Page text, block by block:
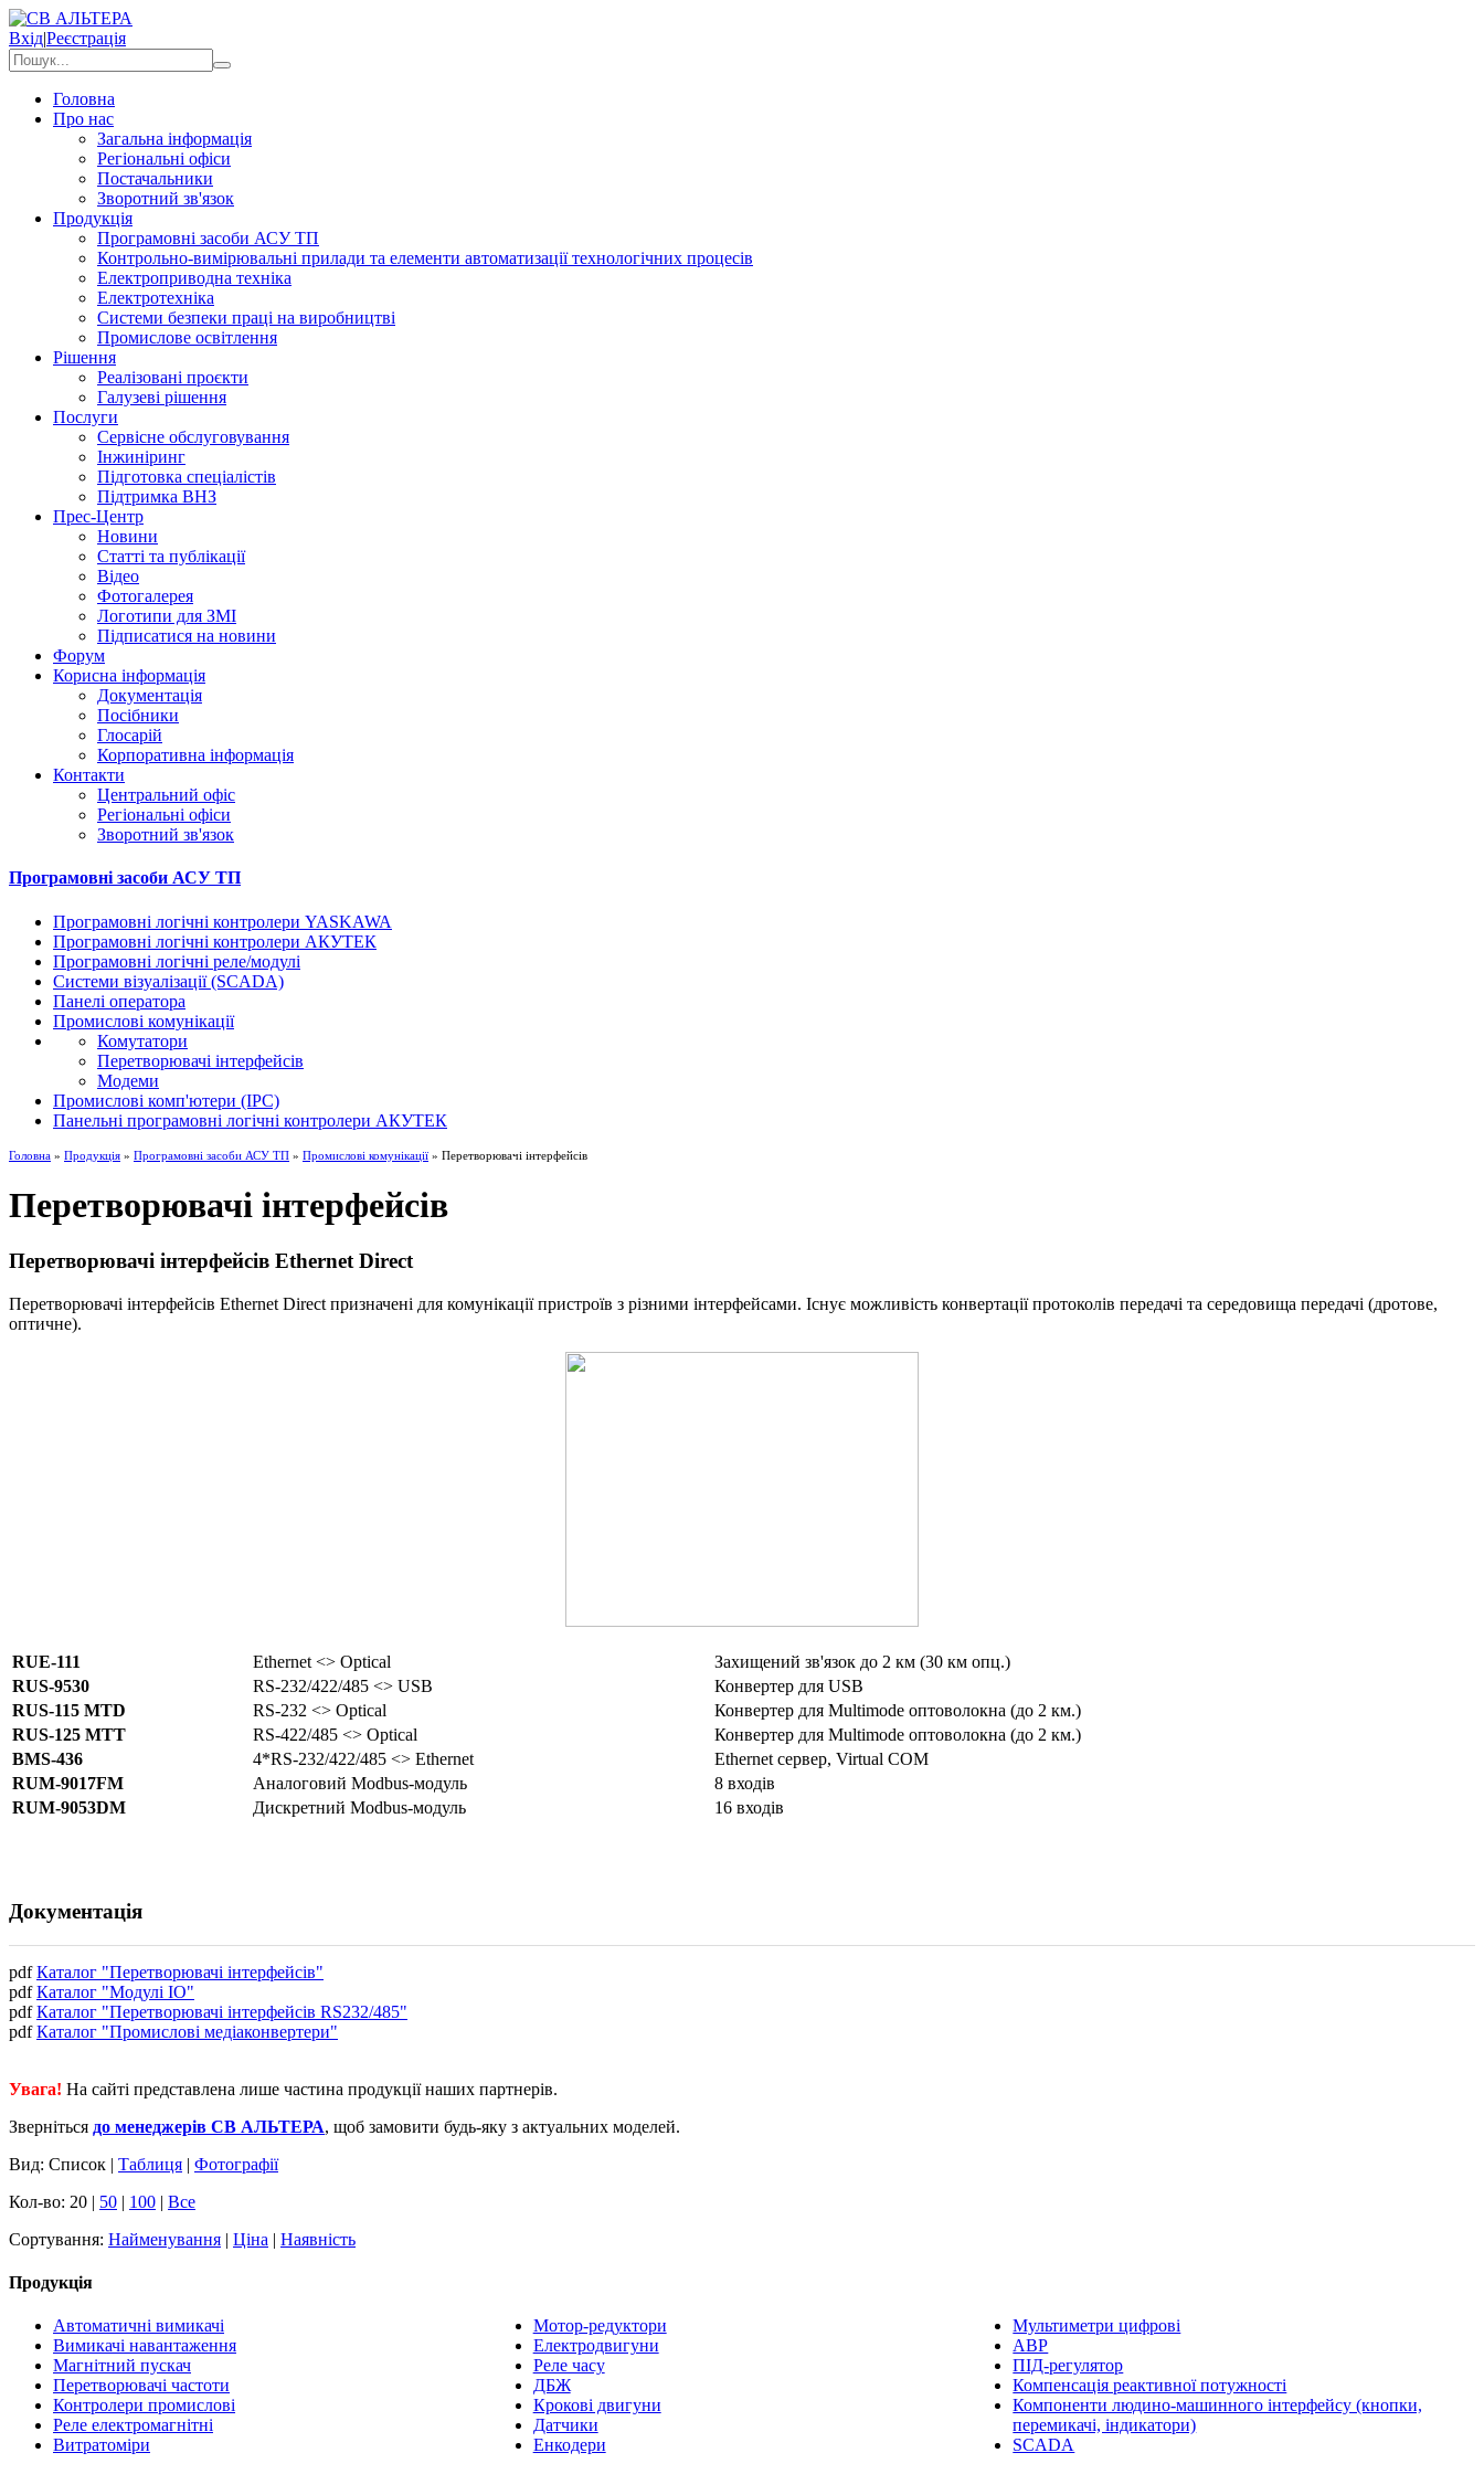
Вхід|Реєстрація
Головна
Про нас
Загальна інформація
Регіональні офіси
Постачальники
Зворотний зв'язок
Продукція
Програмовні засоби АСУ ТП
Контрольно-вимірювальні прилади та елементи автоматизації технологічних процесів
Електроприводна техніка
Електротехніка
Системи безпеки праці на виробництві
Промислове освітлення
Рішення
Реалізовані проєкти
Галузеві рішення
Послуги
Сервісне обслуговування
Інжиніринг
Підготовка спеціалістів
Підтримка ВНЗ
Прес-Центр
Новини
Статті та публікації
Відео
Фотогалерея
Логотипи для ЗМІ
Підписатися на новини
Форум
Корисна інформація
Документація
Посібники
Глосарій
Корпоративна інформація
Контакти
Центральний офіс
Регіональні офіси
Зворотний зв'язок
Програмовні засоби АСУ ТП
Програмовні логічні контролери YASKAWA
Програмовні логічні контролери АКУТЕК
Програмовні логічні реле/модулі
Системи візуалізації (SCADA)
Панелі оператора
Промислові комунікації
Комутатори
Перетворювачі інтерфейсів
Модеми
Промислові комп'ютери (IPC)
Панельні програмовні логічні контролери АКУТЕК
Головна » Продукція » Програмовні засоби АСУ ТП » Промислові комунікації » Перетворювачі інтерфейсів
Перетворювачі інтерфейсів
Перетворювачі інтерфейсів Ethernet Direct
Перетворювачі інтерфейсів Ethernet Direct призначені для комунікації пристроїв з різними інтерфейсами. Існує можливість конвертації протоколів передачі та середовища передачі (дротове,
оптичне).
RUE-111 Ethernet <> Optical
Захищений зв'язок до 2 км (30 км опц.)
RUS-9530
RS-232/422/485 <> USB
Конвертер для USB
RUS-115 MTD
RS-232 <> Optical
Конвертер для Multimode оптоволокна (до 2 км.)
RUS-125 MTT
RS-422/485 <> Optical
Конвертер для Multimode оптоволокна (до 2 км.)
BMS-436
4*RS-232/422/485 <> Ethernet
Ethernet сервер, Virtual COM
RUM-9017FM
Аналоговий Modbus-модуль
8 входів
RUM-9053DM
Дискретний Modbus-модуль 16 входів
Документація
pdf Каталог "Перетворювачі інтерфейсів"
pdf Каталог "Модулі IO"
pdf Каталог "Перетворювачі інтерфейсів RS232/485"
pdf Каталог "Промислові медіаконвертери"
Увага! На сайті представлена лише частина продукції наших партнерів.
Зверніться до менеджерів СВ АЛЬТЕРА, щоб замовити будь-яку з актуальних моделей.
Вид: Список | Таблиця | Фотографії
Кол-во: 20 | 50 | 100 | Все
Сортування: Найменування | Ціна | Наявність
Продукція
Автоматичні вимикачі
Вимикачі навантаження
Магнітний пускач
Перетворювачі частоти
Контролери промислові
Реле електромагнітні
Витратоміри
Мотор-редуктори
Електродвигуни
Реле часу
ДБЖ
Крокові двигуни
Датчики
Енкодери
Мультиметри цифрові
АВР
ПІД-регулятор
Компенсація реактивної потужності
Компоненти людино-машинного інтерфейсу (кнопки,
перемикачі, індикатори)
SCADA